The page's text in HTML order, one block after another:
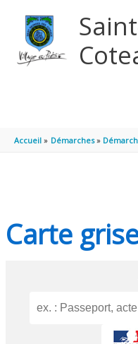
Accueil Démarches
Carte